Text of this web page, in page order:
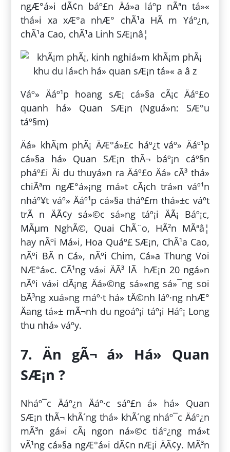
ngÆ°á»i dÃ¢n báº£n Äá»a láº­p nÃªn tá»«
thá»i xa xÆ°a nhÆ° chÃ¹a HÃ m Yáº¿n,
chÃ¹a Cao, chÃ¹a Linh SÆ¡nâ¦
Váº» Äáº¹p hoang sÆ¡ cá»§a cÃ¡c Äáº£o
quanh há» Quan SÆ¡n (Nguá»n: SÆ°u
táº§m)
Äá» khÃ¡m phÃ¡ ÄÆ°á»£c háº¿t váº» Äáº¹p
cá»§a há» Quan SÆ¡n thÃ¬ báº¡n cáº§n
pháº£i Äi du thuyá»n ra Äáº£o Äá» cÃ³ thá»
chiÃªm ngÆ°á»¡ng má»t cÃ¡ch trá»n váº¹n
nháº¥t váº» Äáº¹p cá»§a tháº£m thá»±c váº­t
trÃ n ÄÃ¢y sá»©c sá»ng táº¡i ÄÃ¡ Báº¡c,
MÃµm NghÃ©, Quai ChÃ¨o, HÃ²n MÃªâ¦
hay nÃºi Má»i, Hoa Quáº£ SÆ¡n, ChÃ¹a Cao,
nÃºi BÃ n Cá», nÃºi Chim, Cá»­a Thung Voi
NÆ°á»c. CÃ¹ng vá»i ÄÃ³ lÃ hÆ¡n 20 ngá»n
nÃºi vá»i dÃ¡ng Äá»©ng sá»«ng sá»¯ng soi
bÃ³ng xuá»ng máº·t há» tÄ©nh láº·ng nhÆ°
Äang tá»± mÃ¬nh du ngoáº¡i táº¡i Háº¡ Long
thu nhá» váº­y.
7. Än gÃ¬ á» Há» Quan
SÆ¡n ?
Nháº¯c Äáº¿n Äáº·c sáº£n á» há» Quan
SÆ¡n thÃ¬ khÃ´ng thá» khÃ´ng nháº¯c Äáº¿n
mÃ³n gá»i cÃ¡ ngon ná»©c tiáº¿ng má»t
vÃ¹ng cá»§a ngÆ°á»i dÃ¢n nÆ¡i ÄÃ¢y. MÃ³n